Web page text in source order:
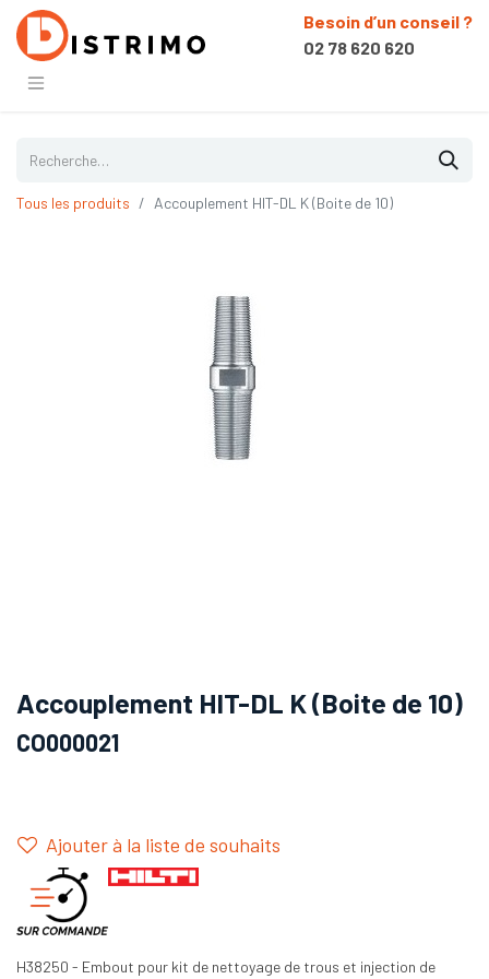
Besoin d’un conseil ?
02 78 620 620
Tous les produits Accouplement HIT-DL K (Boite de 10)
Accouplement HIT-DL K (Boite de 10)
CO000021
Ajouter à la liste de souhaits
H38250 - Embout pour kit de nettoyage de trous et injection de